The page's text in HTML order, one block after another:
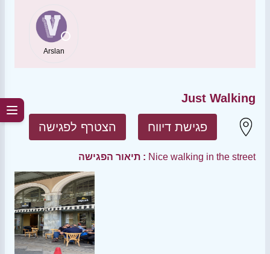
Arslan
Just Walking
הצטרף לפגישה פגישת דיווח
תיאור הפגישה : Nice walking in the street